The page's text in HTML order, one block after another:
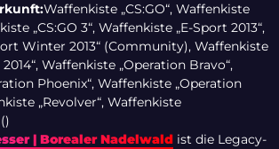
Waffenkiste „CS:GO“, Waffenkiste
„CS:GO 3“, Waffenkiste „E-Sport 2013“,
Winter 2013“ (Community), Waffenkiste
Waffenkiste „Operation Bravo“,
Phoenix“, Waffenkiste „Operation
„Revolver“, Waffenkiste
| Borealer Nadelwald ist die Legacy-